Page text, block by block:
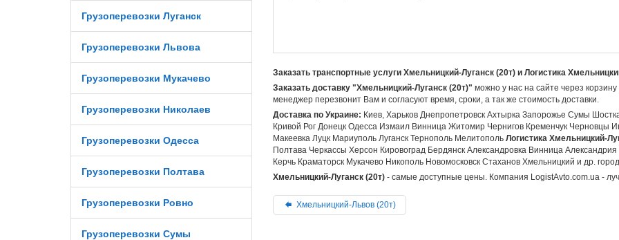
Грузоперевозки Луганск
Грузоперевозки Львова
Грузоперевозки Мукачево
Грузоперевозки Николаев
Грузоперевозки Одесса
Грузоперевозки Полтава
Грузоперевозки Ровно
Грузоперевозки Сумы
Заказать транспортные услуги Хмельницкий-Луганск (20т) и Логистика
Заказать доставку "Хмельницкий-Луганск (20т)" можно у нас на сайте через
менеджер перезвонит Вам и согласуют время, сроки, а так же стоимость доставки.
Доставка по Украине: Киев, Харьков Днепропетровск Ахтырка Запорожье Сумы
Кривой Рог Донецк Одесса Измаил Винница Житомир Чернигов Кременчук Черновцы
Макеевка Луцк Мариуполь Луганск Тернополь Мелитополь Логистика Хмельницкий-
Полтава Черкассы Херсон Кировоград Бердянск Александровка Винница
Керчь Краматорск Мукачево Никополь Новомосковск Стаханов Хмельницкий и др.
Хмельницкий-Луганск (20т)- самые доступные цены. Компания LogistAvto.com.ua -
Хмельницкий-Львов (20т)